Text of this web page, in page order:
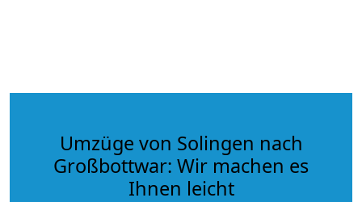
Umzüge von Solingen nach
Großbottwar: Wir machen es
Ihnen leicht